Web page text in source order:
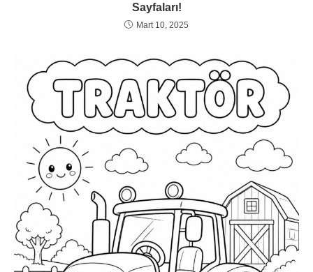
Sayfaları!
Mart 10, 2025